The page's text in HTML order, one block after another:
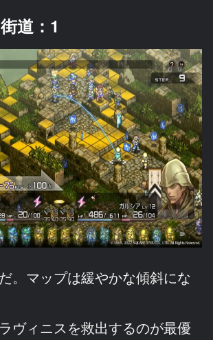
道：1
。マップは緩やかな傾斜にな
ヴィニスを救出するのが最優